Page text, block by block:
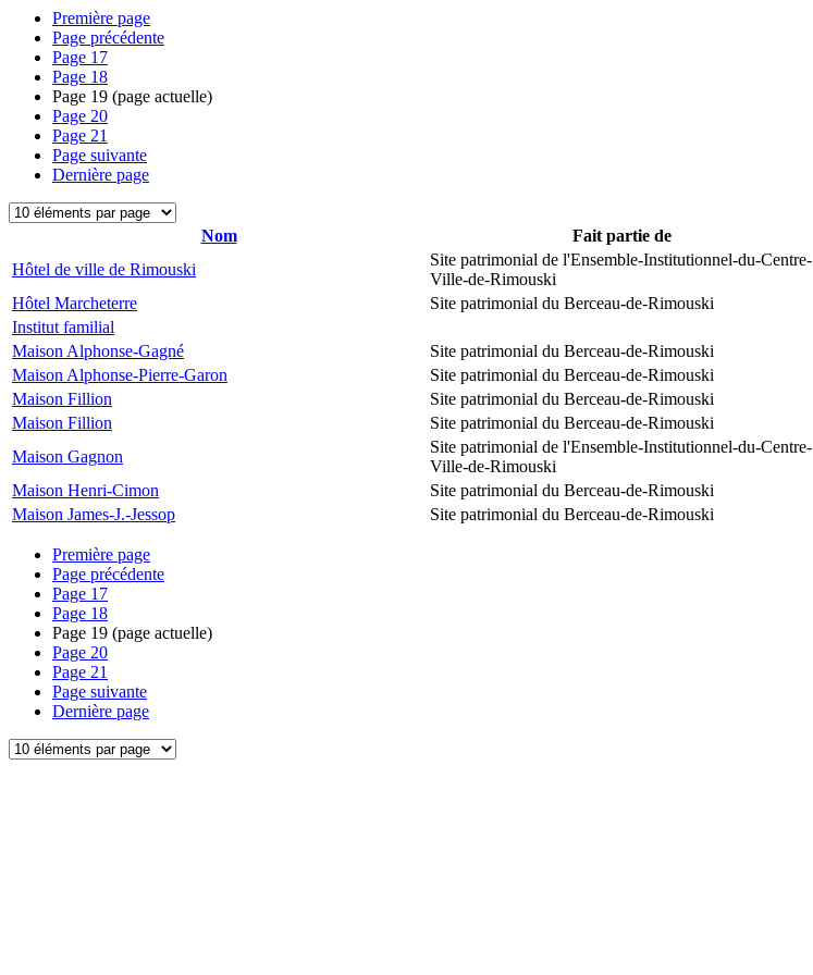
Première page
Page précédente
Page 17
Page 18
Page 19 (page actuelle)
Page 20
Page 21
Page suivante
Dernière page
Nom Fait partie de
Hôtel de ville de Rimouski
Site patrimonial de l'Ensemble-Institutionnel-du-Centre-
Ville-de-Rimouski
Hôtel Marcheterre
Site patrimonial du Berceau-de-Rimouski
Institut familial
Maison Alphonse-Gagné
Site patrimonial du Berceau-de-Rimouski
Maison Alphonse-Pierre-Garon
Site patrimonial du Berceau-de-Rimouski
Maison Fillion
Site patrimonial du Berceau-de-Rimouski
Maison Fillion
Site patrimonial du Berceau-de-Rimouski
Maison Gagnon
Site patrimonial de l'Ensemble-Institutionnel-du-Centre-
Ville-de-Rimouski
Maison Henri-Cimon
Site patrimonial du Berceau-de-Rimouski
Maison James-J.-Jessop
Site patrimonial du Berceau-de-Rimouski
Première page
Page précédente
Page 17
Page 18
Page 19 (page actuelle)
Page 20
Page 21
Page suivante
Dernière page